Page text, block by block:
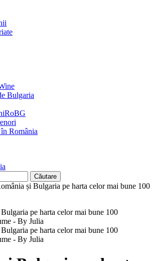
Bulgaria
România
Căutare
și Bulgaria pe harta celor mai bune 100